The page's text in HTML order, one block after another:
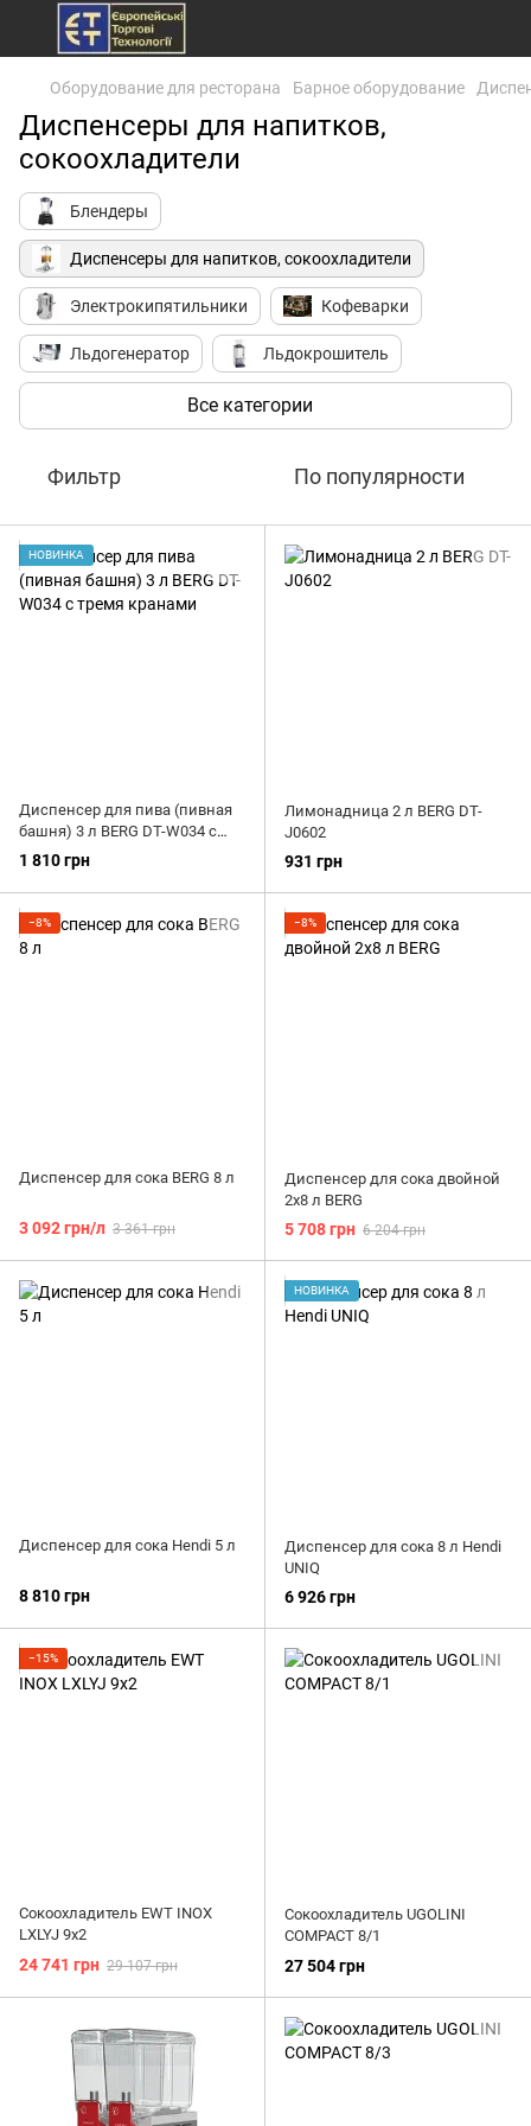
Оборудование для ресторана Барное оборудование
Диспенсеры для напитков,
сокоохладители
Блендеры
Диспенсеры для напитков, сокоохладители
Электрокипятильники Кофеварки
Льдогенератор Льдокрошитель
Молочники (питчеры)
Барные органайзеры, держатели стаканов
Джиггеры Шейкеры
Все категории
Фильтр По популярности
НОВИНКА
Диспенсер для пива (пивная
башня) 3 л BERG DT-W034 с
тремя кранами
1 810 грн
Лимонадница 2 л BERG DT-
J0602
931 грн
−8%
Диспенсер для сока BERG 8 л
3 092 грн/л 3 361 грн
−8%
Диспенсер для сока двойной
2х8 л BERG
5 708 грн 6 204 грн
Диспенсер для сока Hendi 5 л
8 810 грн
НОВИНКА
Диспенсер для сока 8 л Hendi
UNIQ
6 926 грн
−15%
Сокоохладитель EWT INOX
LXLYJ 9x2
24 741 грн 29 107 грн
Сокоохладитель UGOLINI
COMPACT 8/1
27 504 грн